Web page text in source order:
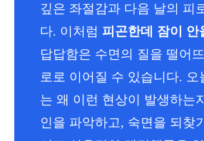
깊은 좌절감과 다음 날의 피
다. 이처럼 피곤한데 잠이 안
답답함은 수면의 질을 떨어
로로 이어질 수 있습니다. 오
는 왜 이런 현상이 발생하는
인을 파악하고, 숙면을 되찾